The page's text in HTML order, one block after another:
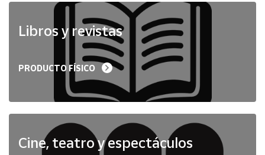
Melilla
Libros y revistas
PRODUCTO FÍSICO
Cine, teatro y espectáculos